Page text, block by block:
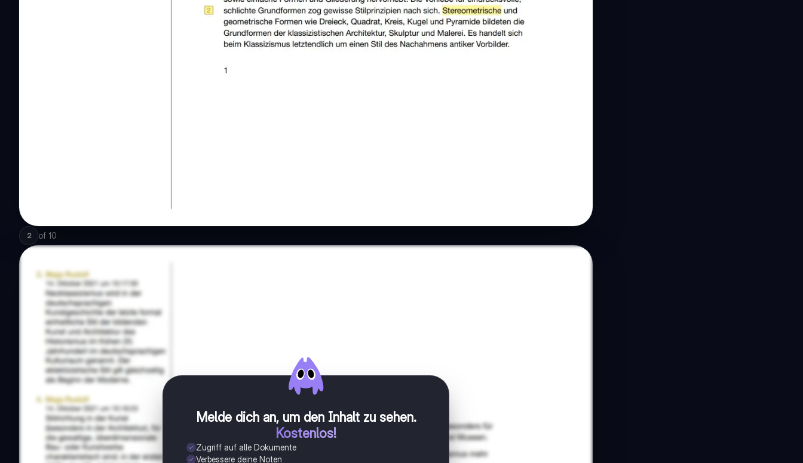
2 of 10
Melde dich an, um den Inhalt zu sehen.
Kostenlos!
Zugriff auf alle Dokumente
Verbessere deine Noten